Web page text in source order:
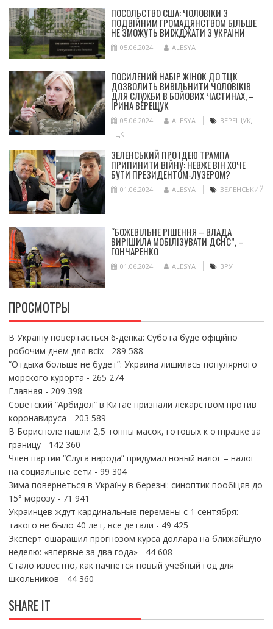
ПОСОЛЬСТВО США: ЧОЛОВІКИ З
ПОДВІЙНИМ ГРОМАДЯНСТВОМ БІЛЬШЕ
НЕ ЗМОЖУТЬ ВИЇЖДЖАТИ З УКРАЇНИ
05.06.2024 ALESYA
ПОСИЛЕНИЙ НАБІР ЖІНОК ДО ТЦК
ДОЗВОЛИТЬ ВИВІЛЬНИТИ ЧОЛОВІКІВ
ДЛЯ СЛУЖБИ В БОЙОВИХ ЧАСТИНАХ, –
ІРИНА ВЕРЕЩУК
05.06.2024 ALESYA ВЕРЕЩУК,
ТЦК
ЗЕЛЕНСЬКИЙ ПРО ІДЕЮ ТРАМПА
ПРИПИНИТИ ВІЙНУ: НЕВЖЕ ВІН ХОЧЕ
БУТИ ПРЕЗИДЕНТОМ-ЛУЗЕРОМ?
01.06.2024 ALESYA ЗЕЛЕНСЬКИЙ
“БОЖЕВІЛЬНЕ РІШЕННЯ – ВЛАДА
ВИРІШИЛА МОБІЛІЗУВАТИ ДСНС”, –
ГОНЧАРЕНКО
01.06.2024 ALESYA ВРУ
ПРОСМОТРЫ
В Україну повертається 6-денка: Субота буде офіційно
робочим днем для всіх- 289 588
“Отдыха больше не будет”: Украина лишилась популярного
морского курорта - 265 274
Главная - 209 398
Советский “Арбидол” в Китае признали лекарством против
коронавируса - 203 589
В Борисполе нашли 2,5 тонны масок, готовых к отправке за
границу- 142 360
Член партии “Слуга народа” придумал новый налог – налог
на социальные сети - 99 304
Зима повернеться в Україну в березні: синоптик пообіцяв до
15° морозу- 71 941
Украинцев ждут кардинальные перемены с 1 сентября:
такого не было 40 лет, все детали - 49 425
Эксперт ошарашил прогнозом курса доллара на ближайшую
неделю: «впервые за два года»- 44 608
Стало известно, как начнется новый учебный год для
школьников - 44 360
SHARE IT